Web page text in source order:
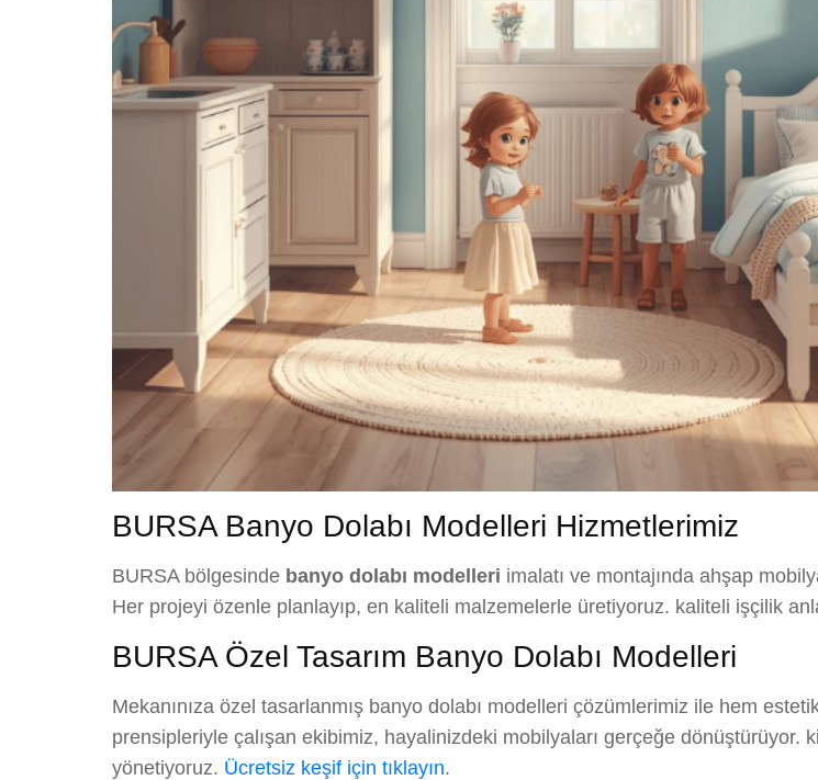
BURSA Banyo Dolabı Modelleri Hizmetlerimiz
BURSA bölgesinde banyo dolabı modelleri imalatı ve montajında ahşap
Her projeyi özenle planlayıp, en kaliteli malzemelerle üretiyoruz. kaliteli işçilik
BURSA Özel Tasarım Banyo Dolabı Modelleri
Mekanınıza özel tasarlanmış banyo dolabı modelleri çözümlerimiz ile hem
prensipleriyle çalışan ekibimiz, hayalinizdeki mobilyaları gerçeğe
yönetiyoruz. Ücretsiz keşif için tıklayın.